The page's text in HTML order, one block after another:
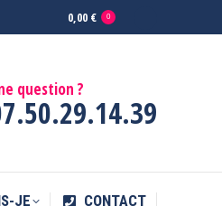
0,00 € 0
question ?
JE CONTACT
CONTACT